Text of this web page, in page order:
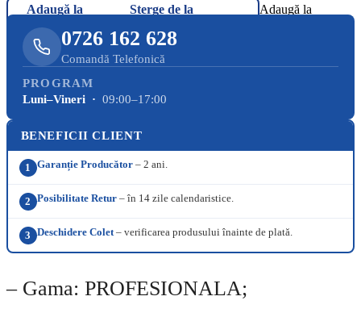
Adaugă la
Șterge de la
Adaugă la
0726 162 628
Comandă Telefonică
PROGRAM
Luni–Vineri · 09:00–17:00
BENEFICII CLIENT
1 Garanție Producător– 2 ani.
2 Posibilitate Retur– în 14 zile calendaristice.
3 Deschidere Colet– verificarea produsului înainte de plată.
– Gama: PROFESIONALA;